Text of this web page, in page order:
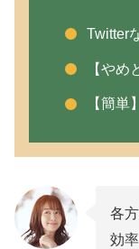
Twitter
【やめ
【簡単
各
効